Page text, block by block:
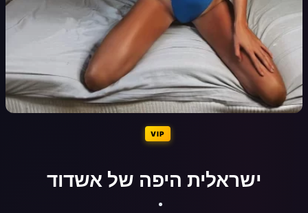
VIP
ישראלית היפה של אשדוד